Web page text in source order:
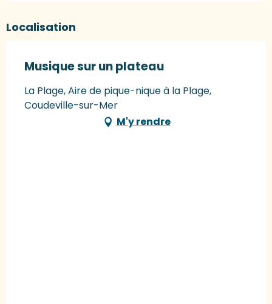
Localisation
Musique sur un plateau
La Plage, Aire de pique-nique à la Plage,
Coudeville-sur-Mer
M'y rendre